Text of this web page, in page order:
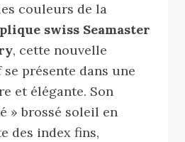
couleurs de la
swiss Seamaster
, cette nouvelle
présente dans une
et élégante. Son
» brossé soleil en
des index fins,